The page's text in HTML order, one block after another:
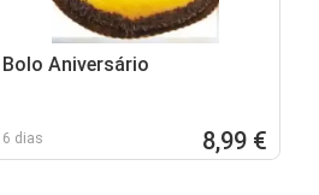
Bolo Aniversário
6 dias 8,99 €